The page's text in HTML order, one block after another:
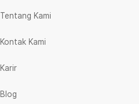
Tentang Kami
Kontak Kami
Karir
Blog